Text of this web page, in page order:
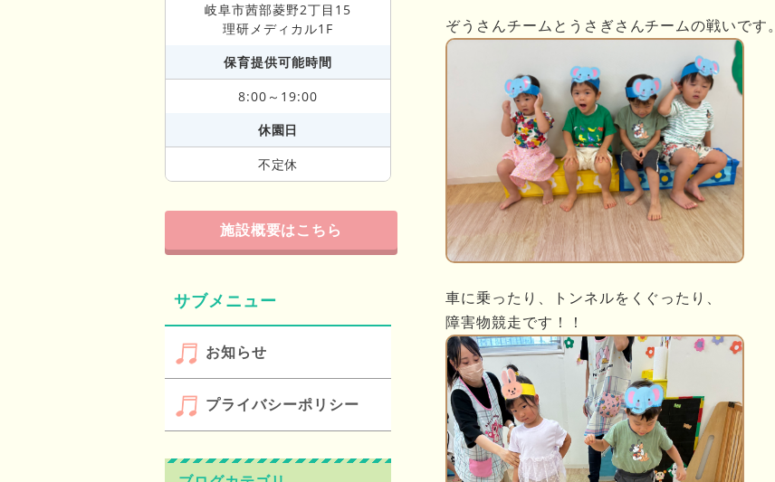
ぞうさんチームとうさぎさんチームの戦いです。
車に乗ったり、トンネルをくぐったり、
障害物競走です！！
岐阜市茜部菱野2丁目15
理研メディカル1F
保育提供可能時間
8:00～19:00
休園日
不定休
施設概要はこちら
サブメニュー
お知らせ
プライバシーポリシー